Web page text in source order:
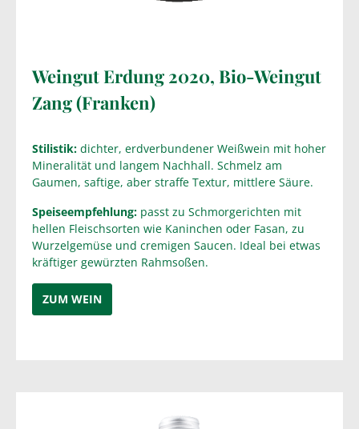
Weingut Erdung 2020, Bio-Weingut
Zang (Franken)
Stilistik: dichter, erdverbundener Weißwein mit hoher
Mineralität und langem Nachhall. Schmelz am
Gaumen, saftige, aber straffe Textur, mittlere Säure.
Speiseempfehlung: passt zu Schmorgerichten mit
hellen Fleischsorten wie Kaninchen oder Fasan, zu
Wurzelgemüse und cremigen Saucen. Ideal bei etwas
kräftiger gewürzten Rahmsoßen.
ZUM WEIN